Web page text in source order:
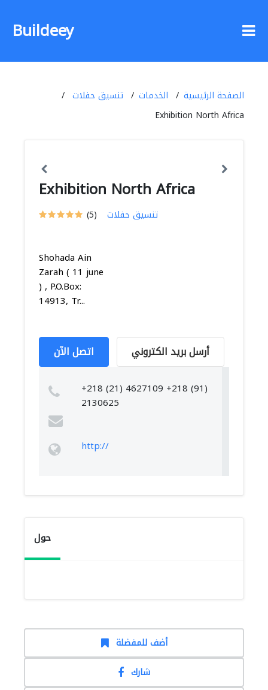
Buildeey
الصفحة الرئيسية الخدمات
تنسيق حفلات
Exhibition North Africa
Exhibition North Africa
(5) تنسيق حفلات
Shohada Ain
Zarah ( 11 june
) , P.O.Box:
14913, Tr...
اتصل الآن أرسل بريد الكتروني
+218 (21) 4627109 +218 (91)
2130625
http://
حول
أضف للمفضلة
شارك